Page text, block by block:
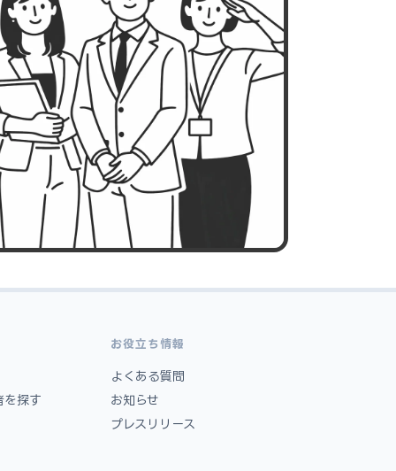
を探す
お役立ち情報
よくある質問
お知らせ
プレスリリース